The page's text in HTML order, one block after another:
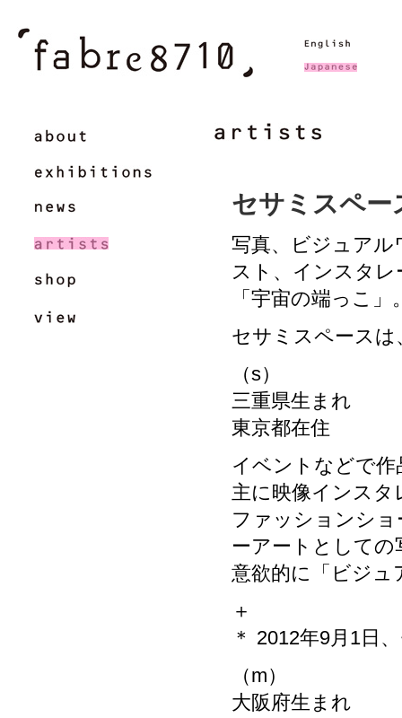
セサミスペ
写真、ビジュアル
スト、インスタ
「宇宙の端っこ」
セサミスペースは
（s）
三重県生まれ
東京都在住
イベントなどで作
主に映像インス
ファッションシ
ーアートとして
意欲的に「ビジュ
＋
＊ 2012年9月1日
（m）
大阪府生まれ